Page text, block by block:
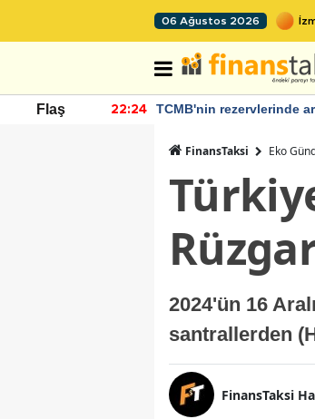
06 Ağustos 2026
Flaş
artan
12:03
Bakan Şimşek, Batman
bulundu
FinansTaksi Eko
2024'ün 16
santrallerden
FinansTaksi